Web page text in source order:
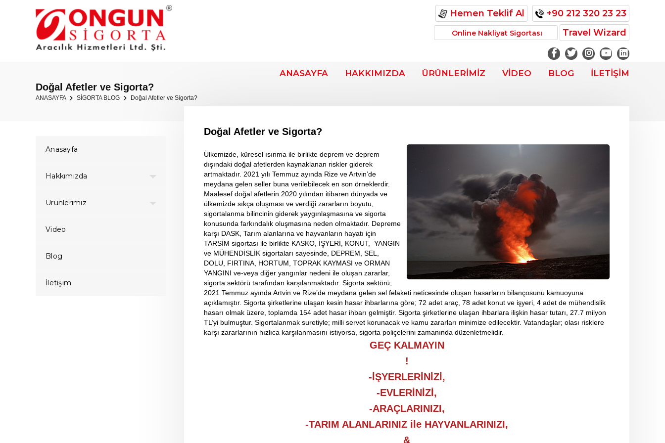
+90 212 320 23 23
Hemen Teklif Al
Online Nakliyat Sigortası Travel Wizard
ANASAYFA HAKKIMIZDA ÜRÜNLERİMİZ VİDEO BLOG İLETİŞİM
Doğal Afetler ve Sigorta?
ANASAYFA SİGORTA BLOG Doğal Afetler ve Sigorta?
Doğal Afetler ve Sigorta?
Ülkemizde, küresel ısınma ile birlikte deprem ve deprem
dışındaki doğal afetlerden kaynaklanan riskler giderek
artmaktadır. 2021 yılı Temmuz ayında Rize ve Artvin’de
meydana gelen seller buna verilebilecek en son örneklerdir.
Maalesef doğal afetlerin 2020 yılından itibaren dünyada ve
ülkemizde sıkça oluşması ve verdiği zararların boyutu,
sigortalanma bilincinin giderek yaygınlaşmasına ve sigorta
konusunda farkındalık oluşmasına neden olmaktadır. Depreme
karşı DASK, Tarım alanlarına ve hayvanların hayatı için
TARSİM sigortası ile birlikte KASKO, İŞYERİ, KONUT, YANGIN
ve MÜHENDİSLİK sigortaları sayesinde, DEPREM, SEL,
DOLU, FIRTINA, HORTUM, TOPRAK KAYMASI ve ORMAN
YANGINI ve-veya diğer yangınlar nedeni ile oluşan zararlar,
sigorta sektörü tarafından karşılanmaktadır. Sigorta sektörü;
2021 Temmuz ayında Artvin ve Rize’de meydana gelen sel felaketi neticesinde oluşan hasarların bilançosunu kamuoyuna
açıklamıştır. Sigorta şirketlerine ulaşan kesin hasar ihbarlarına göre; 72 adet araç, 78 adet konut ve işyeri, 4 adet de mühendislik
hasarı olmak üzere, toplamda 154 adet hasar ihbarı gelmiştir. Sigorta şirketlerine ulaşan ihbarlara ilişkin hasar tutarı, 27.7 milyon
TL’yi bulmuştur. Sigortalanmak suretiyle; milli servet korunacak ve kamu zararları minimize edilecektir. Vatandaşlar; olası risklere
karşı zararlarının hızlıca karşılanmasını istiyorsa, sigorta poliçelerini zamanında düzenletmelidir.
GEÇ KALMAYIN
!
-İŞYERLERİNİZİ,
-EVLERİNİZİ,
-ARAÇLARINIZI,
-TARIM ALANLARINIZ ile HAYVANLARINIZI,
&
Anasayfa
Hakkımızda
Ürünlerimiz
Video
Blog
İletişim